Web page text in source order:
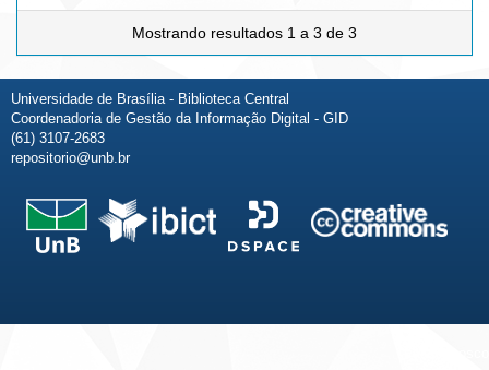
Mostrando resultados 1 a 3 de 3
Universidade de Brasília - Biblioteca Central
Coordenadoria de Gestão da Informação Digital - GID
(61) 3107-2683
repositorio@unb.br